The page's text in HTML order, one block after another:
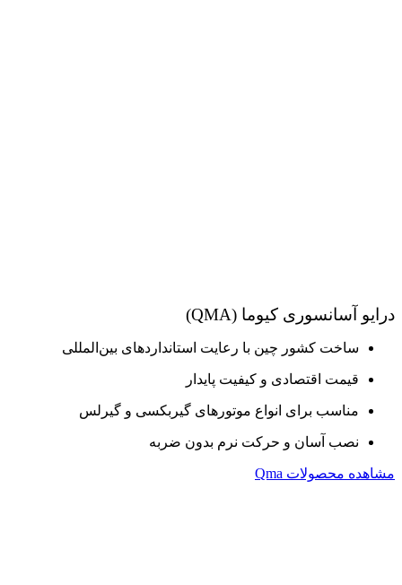
درایو آسانسوری کیوما (QMA)
ساخت کشور چین با رعایت استانداردهای بین‌المللی
قیمت اقتصادی و کیفیت پایدار
مناسب برای انواع موتورهای گیربکسی و گیرلس
نصب آسان و حرکت نرم بدون ضربه
مشاهده محصولات Qma